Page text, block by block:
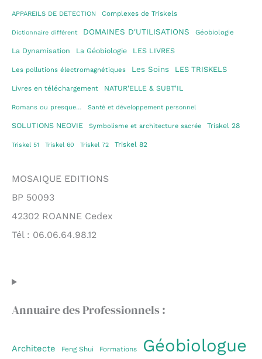
APPAREILS DE DETECTION Complexes de Triskels
Dictionnaire différent DOMAINES D'UTILISATIONS Géobiologie
La Dynamisation La Géobiologie LES LIVRES
Les pollutions électromagnétiques Les Soins LES TRISKELS
Livres en téléchargement NATUR'ELLE & SUBT'IL
Romans ou presque… Santé et développement personnel
SOLUTIONS NEOVIE Symbolisme et architecture sacrée Triskel 28
Triskel 51 Triskel 60 Triskel 72 Triskel 82
MOSAIQUE EDITIONS
BP 50093
42302 ROANNE Cedex
Tél : 06.06.64.98.12
Annuaire des Professionnels :
Architecte Feng Shui Formations Géobiologue